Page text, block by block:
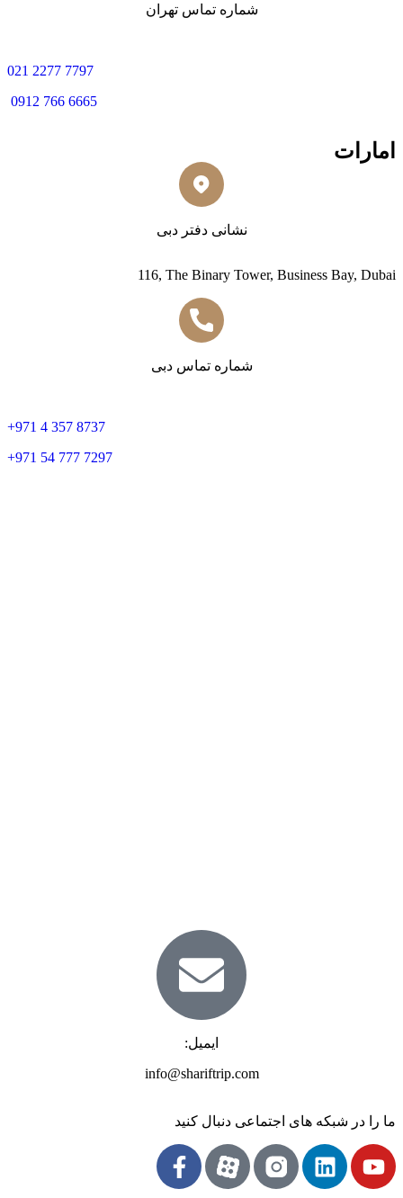
شماره تماس تهران
021 2277 7797
0912 766 6665
امارات
نشانی دفتر دبی
116, The Binary Tower, Business Bay, Dubai
شماره تماس دبی
+971 4 357 8737
+971 54 777 7297
ایمیل:
info@shariftrip.com
ما را در شبکه های اجتماعی دنبال کنید